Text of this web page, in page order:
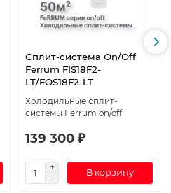
Сплит-система On/Off
Ferrum FIS18F2-
LT/FOS18F2-LT
Холодильные сплит-
системы Ferrum on/off
139 300 ₽
В корзину